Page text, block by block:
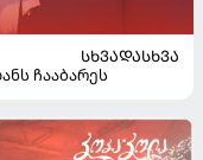
ᲡᲮᲕᲐᲓᲐᲡᲮᲕᲐ
ჩააბარეს